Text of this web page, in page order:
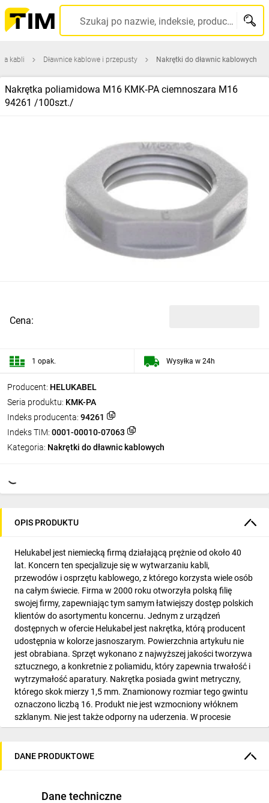
Szukaj po nazwie, indeksie, producencie, kodzie kreskowym...
kabli Dławnice kablowe i przepusty Nakrętki do dławnic kablowych
Nakrętka poliamidowa M16 KMK‑PA ciemnoszara M16
94261 /100szt./
Producent: HELUKABEL
Seria produktu: KMK-PA
Indeks producenta: 94261
Indeks TIM: 0001-00010-07063
Kategoria: Nakrętki do dławnic kablowych
Cena:
1 opak. Wysyłka w 24h
OPIS PRODUKTU
Helukabel jest niemiecką firmą działającą prężnie od około 40
lat. Koncern ten specjalizuje się w wytwarzaniu kabli,
przewodów i osprzętu kablowego, z którego korzysta wiele osób
na całym świecie. Firma w 2000 roku otworzyła polską filię
swojej firmy, zapewniając tym samym łatwiejszy dostęp polskich
klientów do asortymentu koncernu. Jednym z urządzeń
dostępnych w ofercie Helukabel jest nakrętka, którą producent
udostępnia w kolorze jasnoszarym. Powierzchnia artykułu nie
jest obrabiana. Sprzęt wykonano z najwyższej jakości tworzywa
sztucznego, a konkretnie z poliamidu, który zapewnia trwałość i
wytrzymałość aparatury. Nakrętka posiada gwint metryczny,
którego skok mierzy 1,5 mm. Znamionowy rozmiar tego gwintu
oznaczono liczbą 16. Produkt nie jest wzmocniony włóknem
szklanym. Nie jest także odporny na uderzenia. W procesie
produkcji urządzeń marki Helukabel uwzględniono najnowsze
korzystanie z aparatury i użytkowanie jej w połączeniu z różnego
DANE PRODUKTOWE
Dane techniczne